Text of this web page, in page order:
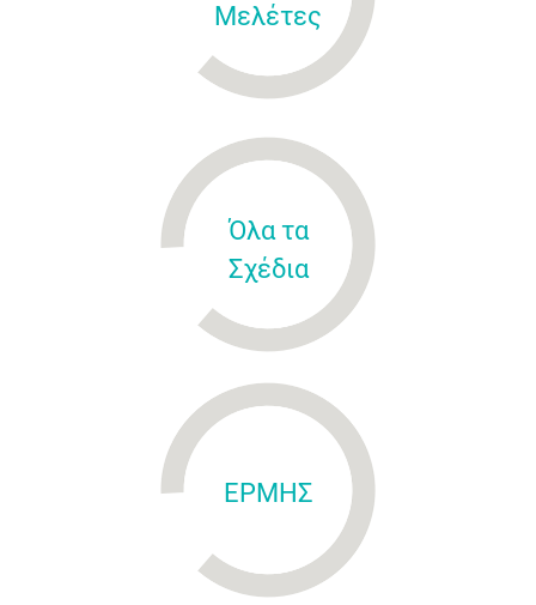
Μελέτες
Όλα τα
Σχέδια
ΕΡΜΗΣ